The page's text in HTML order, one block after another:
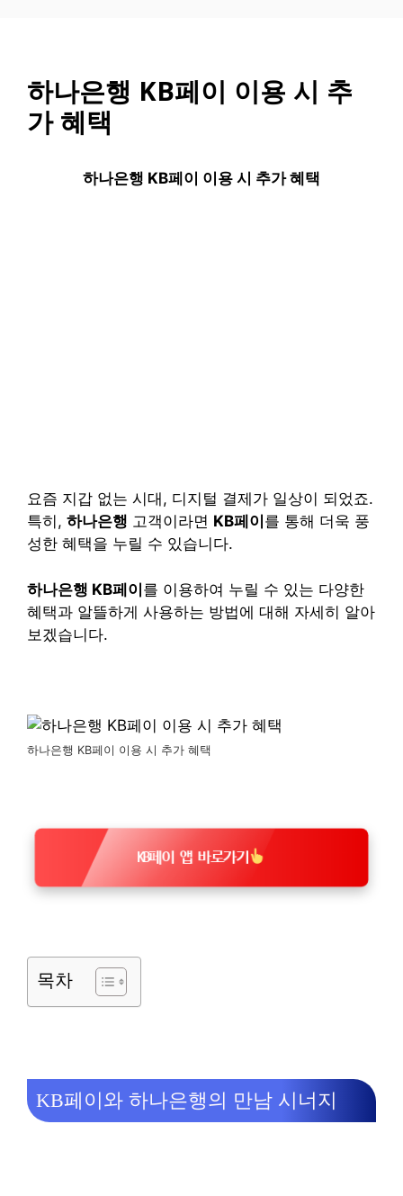
하나은행 KB페이 이용 시 추
가 혜택
하나은행 KB페이 이용 시 추가 혜택
요즘 지갑 없는 시대, 디지털 결제가 일상이 되었죠.
특히, 하나은행 고객이라면 KB페이 를 통해 더욱 풍
성한 혜택을 누릴 수 있습니다.
하나은행 KB페이를 이용하여 누릴 수 있는 다양한
혜택과 알뜰하게 사용하는 방법에 대해 자세히 알아
보겠습니다.
하나은행 KB페이 이용 시 추가 혜택
KB페이 앱 바로가기
목차
KB페이와 하나은행의 만남 시너지